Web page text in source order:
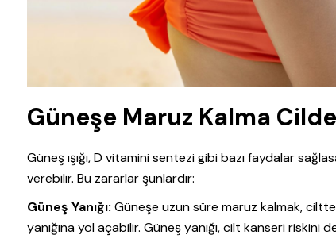
Güneşe Maruz Kalma
Güneş ışığı, D vitamini sentezi gibi bazı faydalar
verebilir. Bu zararlar şunlardır:
Güneş Yanığı: Güneşe uzun süre maruz kalmak,
yanığına yol açabilir. Güneş yanığı, cilt kanseri riskini